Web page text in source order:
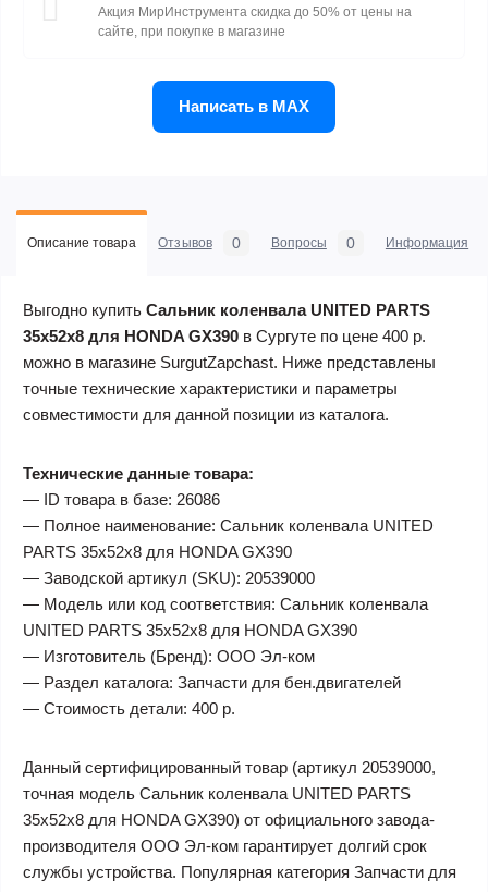
Акция МирИнструмента скидка до 50% от цены на
сайте, при покупке в магазине
Написать в MAX
Описание товара Отзывов 0 Вопросы 0 Информация
Выгодно купить Сальник коленвала UNITED PARTS
35х52х8 для HONDA GX390 в Сургуте по цене 400 р.
можно в магазине SurgutZapchast. Ниже представлены
точные технические характеристики и параметры
совместимости для данной позиции из каталога.
Технические данные товара:
— ID товара в базе: 26086
— Полное наименование: Сальник коленвала UNITED
PARTS 35х52х8 для HONDA GX390
— Заводской артикул (SKU): 20539000
— Модель или код соответствия: Сальник коленвала
UNITED PARTS 35х52х8 для HONDA GX390
— Изготовитель (Бренд): ООО Эл-ком
— Раздел каталога: Запчасти для бен.двигателей
— Стоимость детали: 400 р.
Данный сертифицированный товар (артикул 20539000,
точная модель Сальник коленвала UNITED PARTS
35х52х8 для HONDA GX390) от официального завода-
производителя ООО Эл-ком гарантирует долгий срок
службы устройства. Популярная категория Запчасти для